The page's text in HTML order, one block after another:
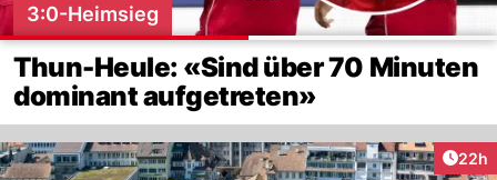
3:0-Heimsieg
Thun-Heule: «Sind über 70 Minuten
dominant aufgetreten»
22h